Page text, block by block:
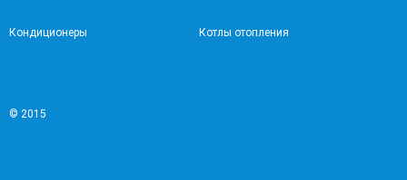
Кондиционеры Котлы отопления
© 2015